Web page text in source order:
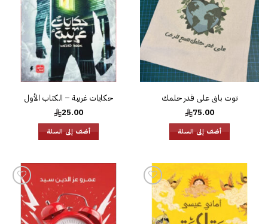
توت باق على قدر حلمك
75.00
أضف إلى السلة
حكايات غريبة – الكتاب الأول
25.00
أضف إلى السلة
إضافة
إلى
قائمة
الرغبات
إضافة
إلى
الرغبات